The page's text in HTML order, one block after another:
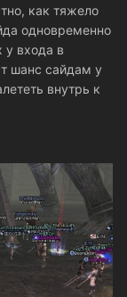
как тяжело
одновременно
у входа в
шанс сайдам у
внутрь к